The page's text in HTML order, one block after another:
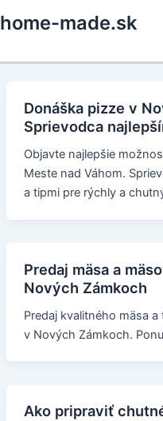
to
home-made.sk
Donáška pizze v
Sprievodca
Objavte najlepšie
Meste nad Váhom.
a tipmi pre rýchly a
Predaj mäsa a
Nových Zámkoch
Predaj kvalitného mäsa
v Nových Zámkoch.
Ako pripraviť